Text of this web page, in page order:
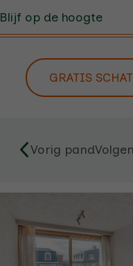
Blijf op de hoogte
GRATIS
Vorig pand